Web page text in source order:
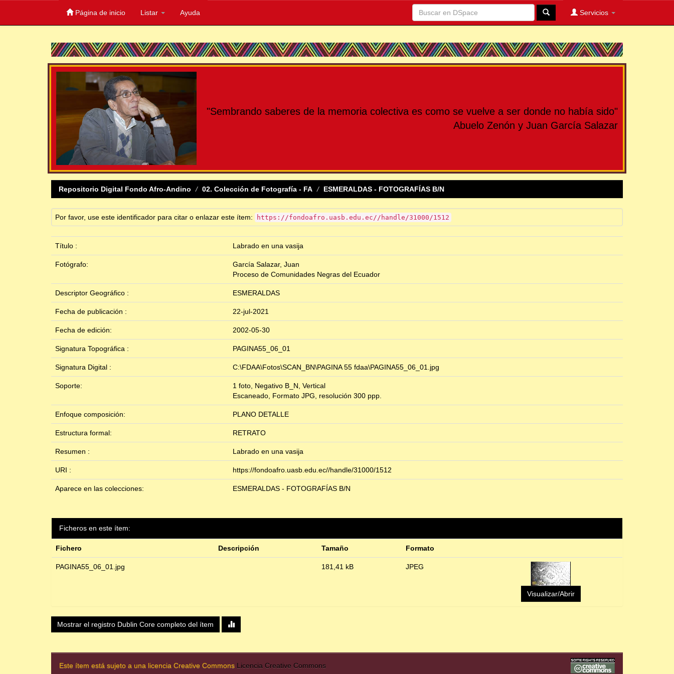
Página de inicio Listar Ayuda Servicios
"Sembrando saberes de la memoria colectiva es como se vuelve a ser donde no había sido"
Abuelo Zenón y Juan García Salazar
Repositorio Digital Fondo Afro-Andino 02. Colección de Fotografía - FA ESMERALDAS - FOTOGRAFÍAS B/N
Por favor, use este identificador para citar o enlazar este ítem: https://fondoafro.uasb.edu.ec//handle/31000/1512
Título : Labrado en una vasija
Fotógrafo:
García Salazar, Juan
Proceso de Comunidades Negras del Ecuador
Descriptor Geográfico : ESMERALDAS
Fecha de publicación : 22-jul-2021
Fecha de edición: 2002-05-30
Signatura Topográfica : PAGINA55_06_01
Signatura Digital : C:\FDAA\Fotos\SCAN_BN\PAGINA 55 fdaa\PAGINA55_06_01.jpg
Soporte:
1 foto, Negativo B_N, Vertical
Escaneado, Formato JPG, resolución 300 ppp.
Enfoque composición: PLANO DETALLE
Estructura formal: RETRATO
Resumen : Labrado en una vasija
URI : https://fondoafro.uasb.edu.ec//handle/31000/1512
Aparece en las colecciones: ESMERALDAS - FOTOGRAFÍAS B/N
Ficheros en este ítem:
Fichero Descripción Tamaño Formato
PAGINA55_06_01.jpg 181,41 kB JPEG
Visualizar/Abrir
Mostrar el registro Dublin Core completo del ítem
Este ítem está sujeto a una licencia Creative Commons Licencia Creative Commons